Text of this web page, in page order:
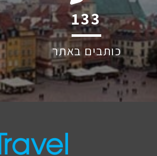
218
כותבים באתר